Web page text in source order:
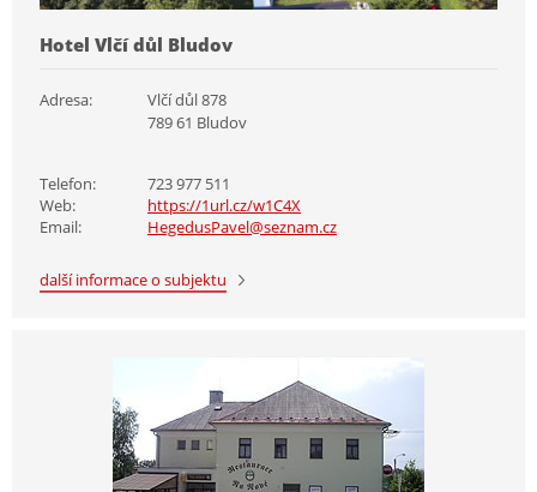
Hotel Vlčí důl Bludov
Adresa:
Vlčí důl 878
789 61 Bludov
Telefon:
723 977 511
Web:
https://1url.cz/w1C4X
Email:
HegedusPavel@seznam.cz
další informace o subjektu